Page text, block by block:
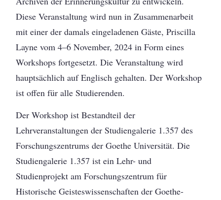
Diese Veranstaltung wird nun in Zusammenarbeit
mit einer der damals eingeladenen Gäste, Priscilla
Layne vom 4–6 November, 2024 in Form eines
Workshops fortgesetzt. Die Veranstaltung wird
hauptsächlich auf Englisch gehalten. Der Workshop
ist offen für alle Studierenden.
Der Workshop ist Bestandteil der
Lehrveranstaltungen der Studiengalerie 1.357 des
Forschungszentrums der Goethe Universität. Die
Studiengalerie 1.357 ist ein Lehr- und
Studienprojekt am Forschungszentrum für
Historische Geisteswissenschaften der Goethe-